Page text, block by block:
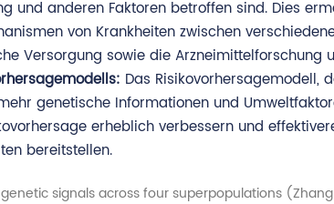
und anderen Faktoren betroffen sind. Dies
von Krankheiten zwischen
Versorgung sowie die Arzneimittelforschung
Das Risikovorhersagemodell,
genetische Informationen und
erheblich verbessern und
bereitstellen.